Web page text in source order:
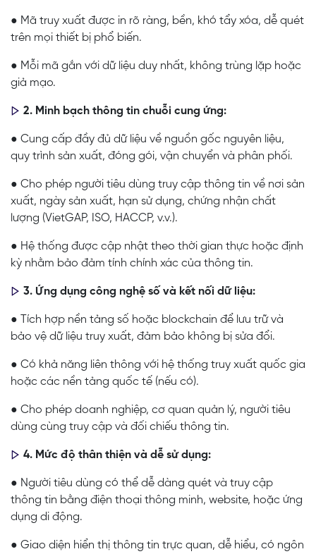
● Mã truy xuất được in rõ ràng, bền, khó tẩy xóa, dễ quét
trên mọi thiết bị phổ biến.
● Mỗi mã gắn với dữ liệu duy nhất, không trùng lặp hoặc
giả mạo.
2. Minh bạch thông tin chuỗi cung ứng:
● Cung cấp đầy đủ dữ liệu về nguồn gốc nguyên liệu,
quy trình sản xuất, đóng gói, vận chuyển và phân phối.
● Cho phép người tiêu dùng truy cập thông tin về nơi sản
xuất, ngày sản xuất, hạn sử dụng, chứng nhận chất
lượng (VietGAP, ISO, HACCP, v.v.).
● Hệ thống được cập nhật theo thời gian thực hoặc định
kỳ nhằm bảo đảm tính chính xác của thông tin.
3. Ứng dụng công nghệ số và kết nối dữ liệu:
● Tích hợp nền tảng số hoặc blockchain để lưu trữ và
bảo vệ dữ liệu truy xuất, đảm bảo không bị sửa đổi.
● Có khả năng liên thông với hệ thống truy xuất quốc gia
hoặc các nền tảng quốc tế (nếu có).
● Cho phép doanh nghiệp, cơ quan quản lý, người tiêu
dùng cùng truy cập và đối chiếu thông tin.
4. Mức độ thân thiện và dễ sử dụng:
● Người tiêu dùng có thể dễ dàng quét và truy cập
thông tin bằng điện thoại thông minh, website, hoặc ứng
dụng di động.
● Giao diện hiển thị thông tin trực quan, dễ hiểu, có ngôn